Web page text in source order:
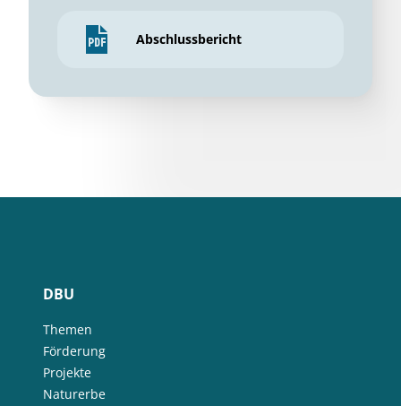
Abschlussbericht
DBU
Themen
Förderung
Projekte
Naturerbe